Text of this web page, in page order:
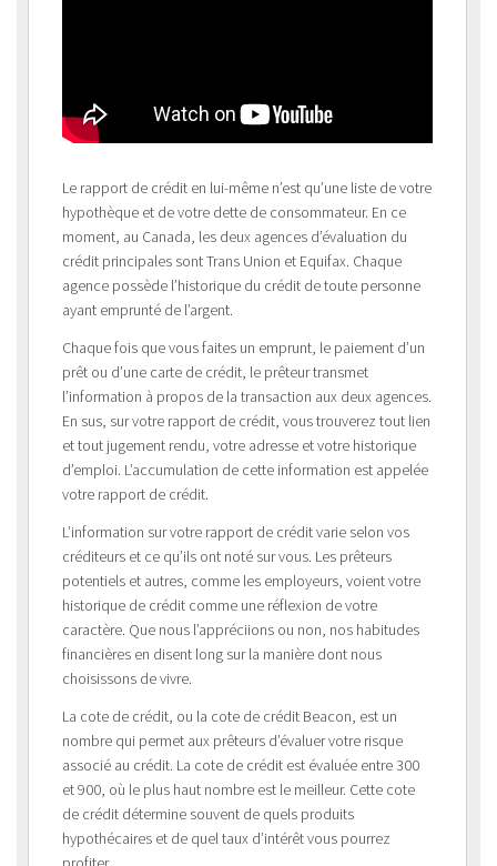
Le rapport de crédit en lui-même n’est qu’une liste de votre
hypothèque et de votre dette de consommateur. En ce
moment, au Canada, les deux agences d’évaluation du
crédit principales sont Trans Union et Equifax. Chaque
agence possède l’historique du crédit de toute personne
ayant emprunté de l’argent.
Chaque fois que vous faites un emprunt, le paiement d’un
prêt ou d’une carte de crédit, le prêteur transmet
l’information à propos de la transaction aux deux agences.
En sus, sur votre rapport de crédit, vous trouverez tout lien
et tout jugement rendu, votre adresse et votre historique
d’emploi. L’accumulation de cette information est appelée
votre rapport de crédit.
L’information sur votre rapport de crédit varie selon vos
créditeurs et ce qu’ils ont noté sur vous. Les prêteurs
potentiels et autres, comme les employeurs, voient votre
historique de crédit comme une réflexion de votre
caractère. Que nous l’appréciions ou non, nos habitudes
financières en disent long sur la manière dont nous
choisissons de vivre.
La cote de crédit, ou la cote de crédit Beacon, est un
nombre qui permet aux prêteurs d’évaluer votre risque
associé au crédit. La cote de crédit est évaluée entre 300
et 900, où le plus haut nombre est le meilleur. Cette cote
de crédit détermine souvent de quels produits
hypothécaires et de quel taux d’intérêt vous pourrez